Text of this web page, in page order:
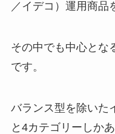
／イデコ）運用商品
その中でも中心とな
です。
バランス型を除いた
と4カテゴリーしかあ